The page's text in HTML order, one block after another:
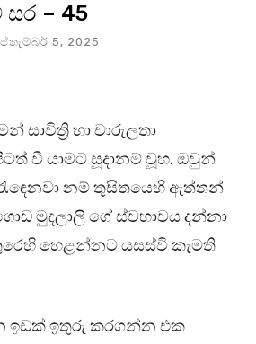
– 45
5, 2025
සාවිත්‍රි හා චාරුලතා
වී යාමට සූදානම් වූහ. ඔවුන්
නම් තුසිතයෙහි ඇත්තන්
මුදලාලි ගේ ස්වභාවය දන්නා
හෙළන්නට යසස්වි කැමති
ඉඩක් ඉතුරු කරගන්න එක